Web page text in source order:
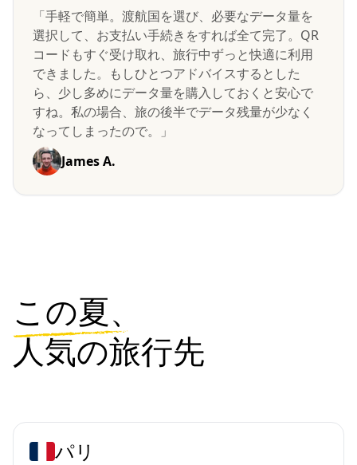
「手軽で簡単。渡航国を選び、必要なデータ量を
選択して、お支払い手続きをすれば全て完了。QR
コードもすぐ受け取れ、旅行中ずっと快適に利用
できました。もしひとつアドバイスするとした
ら、少し多めにデータ量を購入しておくと安心で
すね。私の場合、旅の後半でデータ残量が少なく
なってしまったので。」
James A.
この夏、
人気の旅行先
パリ